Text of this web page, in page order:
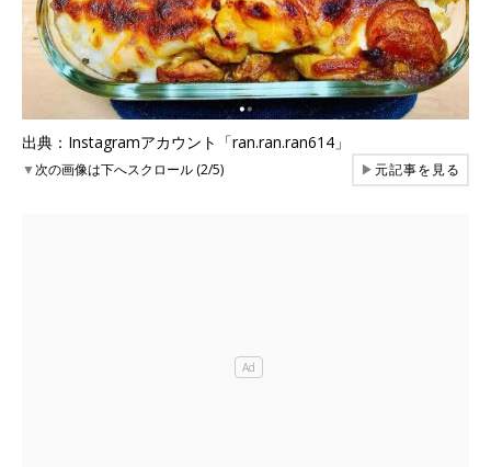
出典：Instagramアカウント「ran.ran.ran614」
▼次の画像は下へスクロール (2/5) ▶元記事を見る